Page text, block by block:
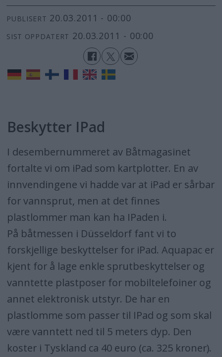
PUBLISERT 20.03.2011 - 00:00
SIST OPPDATERT 20.03.2011 - 00:00
Beskytter IPad
I desembernummeret av Båtmagasinet
fortalte vi om iPad som kartplotter. En av
innvendingene vi hadde var at iPad er sårbar
for vannsprut, men at det finnes
plastlommer man kan ha IPaden i.
På båtmessen i Düsseldorf fant vi to
forskjellige beskyttelser for iPad. Aquapac er
kjent for å lage enkle sprutbeskyttelser og
vanntette plastposer for mobiltelefoiner og
annet elektronisk utstyr. De har en
plastlomme som passer til IPad og som skal
være vanntett ned til 5 meters dyp. Den
koster i Tyskland ca 40 euro (ca. 325 kroner).